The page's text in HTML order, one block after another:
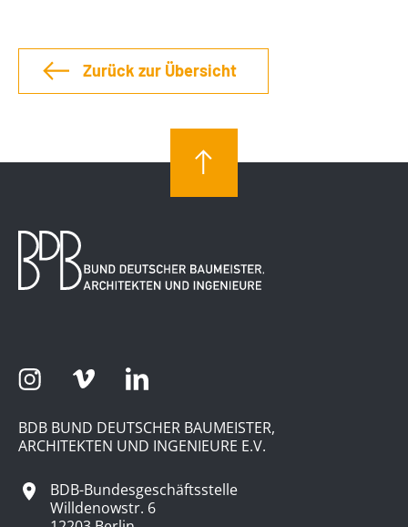
Zurück zur Übersicht
BDB BUND DEUTSCHER BAUMEISTER,
ARCHITEKTEN UND INGENIEURE E.V.
BDB-Bundesgeschäftsstelle
Willdenowstr. 6